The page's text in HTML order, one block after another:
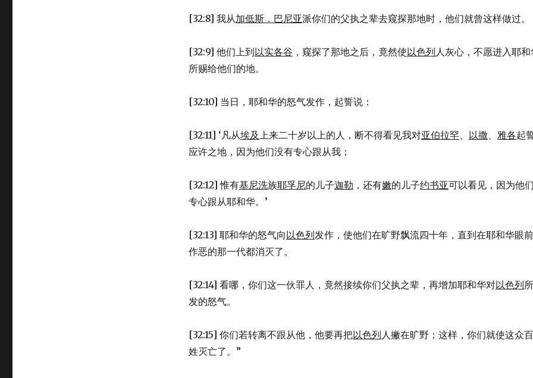
[32:8] 我从加低斯．巴尼亚派你们的父执之辈去窥探那地时，他们就曾这样做过。
[32:9] 他们上到以实各谷 ，窥探了那地之后，竟然使以色列人灰心，不愿进入耶和
所赐给他们的地。
[32:10] 当日，耶和华的怒气发作，起誓说：
[32:11] ‘凡从埃及上来二十岁以上的人，断不得看见我对亚伯拉罕、 以撒、 雅各起
应许之地，因为他们没有专心跟从我；
[32:12] 惟有基尼洗族耶孚尼的儿子迦勒 ，还有嫩的儿子约书亚可以看见，因为他
专心跟从耶和华。’
[32:13] 耶和华的怒气向以色列发作，使他们在旷野飘流四十年，直到在耶和华眼前
作恶的那一代都消灭了。
[32:14] 看哪，你们这一伙罪人，竟然接续你们父执之辈，再增加耶和华对以色列所
发的怒气。
[32:15] 你们若转离不跟从他，他要再把以色列人撇在旷野；这样，你们就使这众百
姓灭亡了。”